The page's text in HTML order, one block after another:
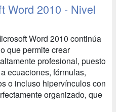
Word 2010 - Nivel
Word 2010 continúa
que permite crear
profesional, puesto
ecuaciones, fórmulas,
o incluso hipervínculos con
organizado, que